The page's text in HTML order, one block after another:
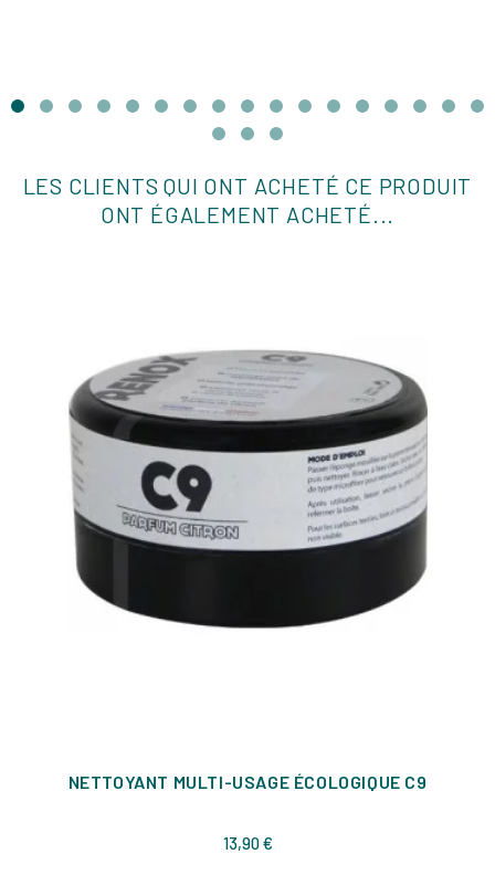
LES CLIENTS QUI ONT ACHETÉ CE PRODUIT
ONT ÉGALEMENT ACHETÉ...
NETTOYANT MULTI-USAGE ÉCOLOGIQUE C9
13,90 €Prix